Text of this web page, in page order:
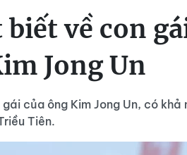
về con
Jong Un
gái của ông Kim Jong Un, có
Tiên.